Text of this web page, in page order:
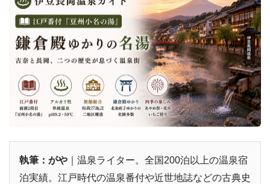
執筆：がや ｜温泉ライター。全国200泊以上の温泉宿
泊実績。江戸時代の温泉番付や近世地誌などの古典史